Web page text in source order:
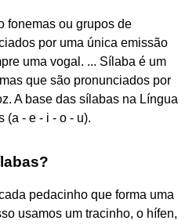
fonemas ou grupos de
por uma única emissão
uma vogal. ... Sílaba é um
que são pronunciados por
A base das sílabas na Língua
(a - e - i - o - u).
pedacinho que forma uma
usamos um tracinho, o hífen,